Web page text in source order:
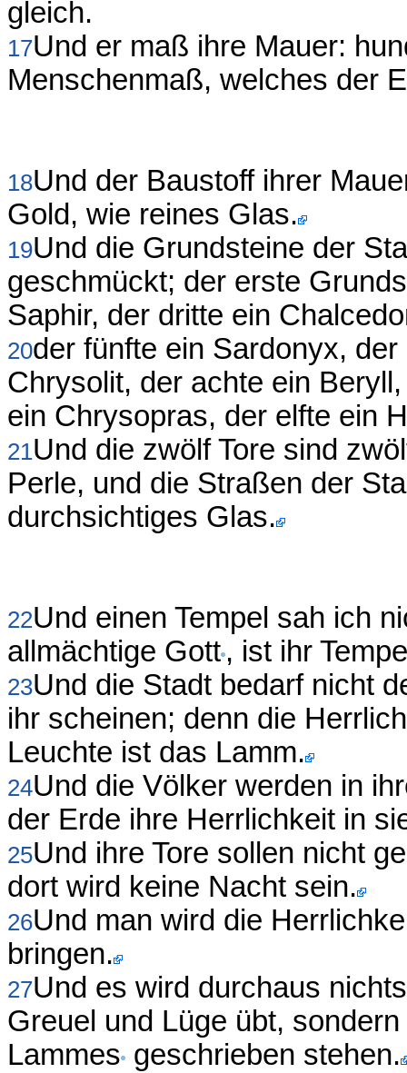
gleich.
17Und er maß ihre Mauer:
Menschenmaß, welches der
18Und der Baustoff ihrer
Gold, wie reines Glas.
19Und die Grundsteine der
geschmückt; der erste
Saphir, der dritte ein
20der fünfte ein Sardonyx,
Chrysolit, der achte ein
ein Chrysopras, der elfte ein
21Und die zwölf Tore sind
Perle, und die Straßen der
durchsichtiges Glas.
22Und einen Tempel sah ich
allmächtige Gott , ist ihr
23Und die Stadt bedarf nicht
ihr scheinen; denn die
Leuchte ist das Lamm.
24Und die Völker werden in
der Erde ihre Herrlichkeit in
25Und ihre Tore sollen nicht
dort wird keine Nacht sein.
26Und man wird die
bringen.
27Und es wird durchaus
Greuel und Lüge übt,
Lammes geschrieben stehen.